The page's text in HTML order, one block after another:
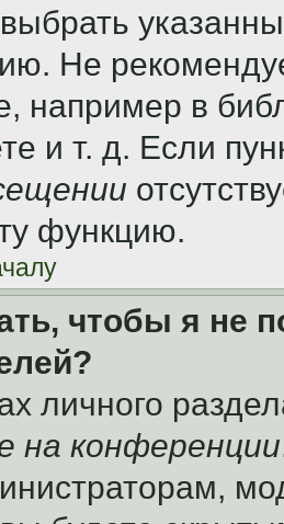
Не
например в
и т. д. Если
функцию.
чтобы я не
личного
на конференции